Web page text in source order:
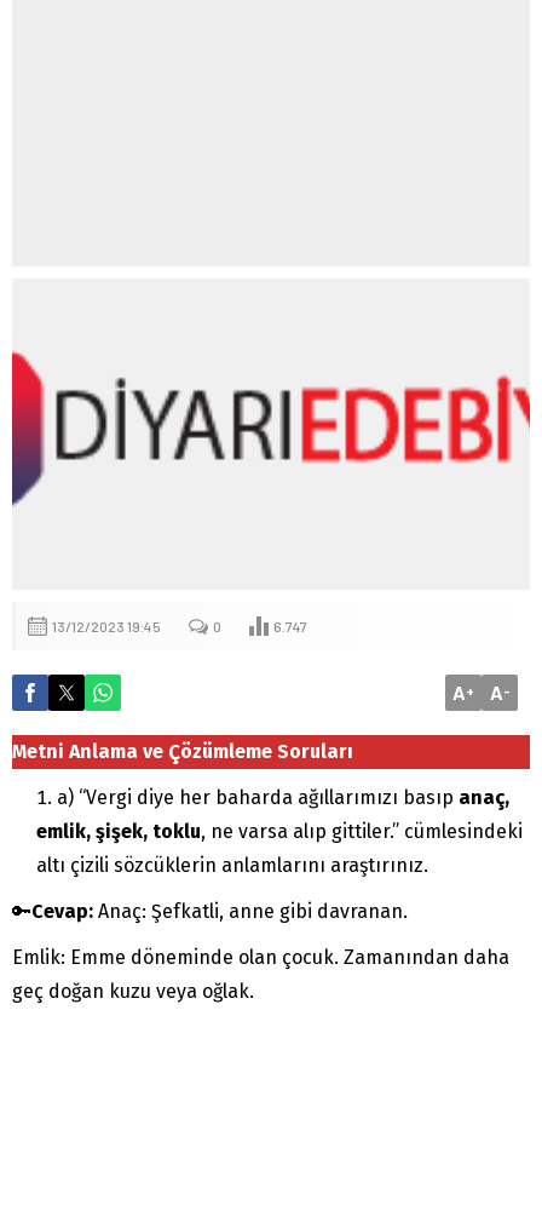
13/12/2023 19:45 0 6.747
A+ A-
Metni Anlama ve Çözümleme Soruları
a) “Vergi diye her baharda ağıllarımızı basıp anaç,
emlik, şişek, toklu, ne varsa alıp gittiler.” cümlesindeki
altı çizili sözcüklerin anlamlarını araştırınız.
🔑Cevap: Anaç: Şefkatli, anne gibi davranan.
Emlik: Emme döneminde olan çocuk. Zamanından daha
geç doğan kuzu veya oğlak.